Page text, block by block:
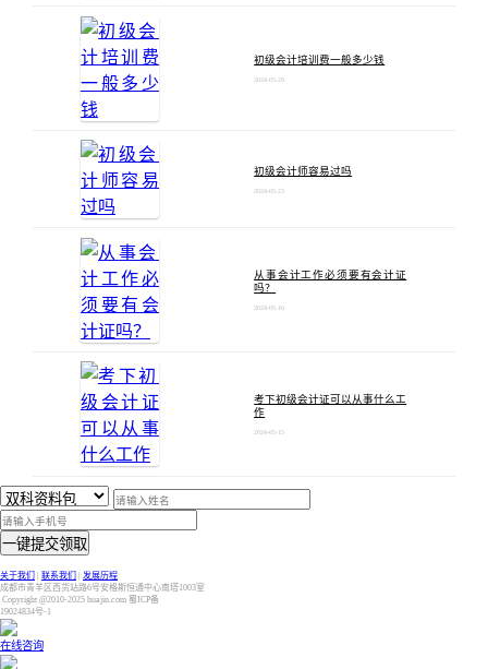
初级会计培训费一般多少钱
2024-05-29
初级会计师容易过吗
2024-05-23
从事会计工作必须要有会计证
吗？
2024-05-16
考下初级会计证可以从事什么工
作
2024-05-15
一键提交领取
关于我们 联系我们
发展历程
成都市青羊区西货站路6号安格斯恒通中心南塔1003室
Copyright @2010-2025 huajin.com 蜀ICP备
19024834号-1
在线咨询